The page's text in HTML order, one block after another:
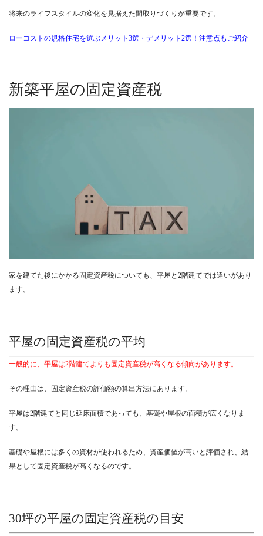
将来のライフスタイルの変化を見据えた間取りづくりが重要です。
ローコストの規格住宅を選ぶメリット3選・デメリット2選！注意点もご紹介
新築平屋の固定資産税
家を建てた後にかかる固定資産税についても、平屋と2階建てでは違いがあり
ます。
平屋の固定資産税の平均
一般的に、平屋は2階建てよりも固定資産税が高くなる傾向があります。
その理由は、固定資産税の評価額の算出方法にあります。
平屋は2階建てと同じ延床面積であっても、基礎や屋根の面積が広くなりま
す。
基礎や屋根には多くの資材が使われるため、資産価値が高いと評価され、結
果として固定資産税が高くなるのです。
30坪の平屋の固定資産税の目安